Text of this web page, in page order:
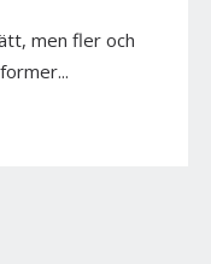
men fler och